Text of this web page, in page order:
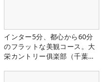
インター5分、都心から60分
のフラットな美観コース。大
栄カントリー俱楽部（千葉